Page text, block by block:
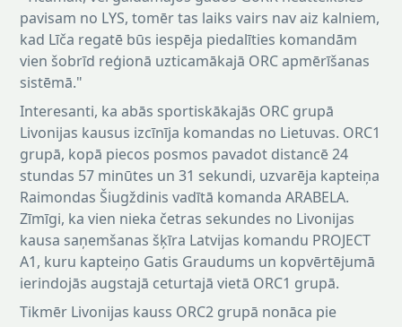
pavisam no LYS, tomēr tas laiks vairs nav aiz kalniem,
kad Līča regatē būs iespēja piedalīties komandām
vien šobrīd reģionā uzticamākajā ORC apmērīšanas
sistēmā."
Interesanti, ka abās sportiskākajās ORC grupā
Livonijas kausus izcīnīja komandas no Lietuvas. ORC1
grupā, kopā piecos posmos pavadot distancē 24
stundas 57 minūtes un 31 sekundi, uzvarēja kapteiņa
Raimondas Šiugždinis vadītā komanda ARABELA.
Zīmīgi, ka vien nieka četras sekundes no Livonijas
kausa saņemšanas šķīra Latvijas komandu PROJECT
A1, kuru kapteiņo Gatis Graudums un kopvērtējumā
ierindojās augstajā ceturtajā vietā ORC1 grupā.
Tikmēr Livonijas kauss ORC2 grupā nonāca pie